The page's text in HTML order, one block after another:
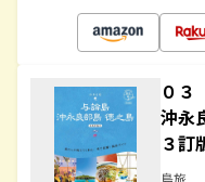
０
沖永
３訂
島旅